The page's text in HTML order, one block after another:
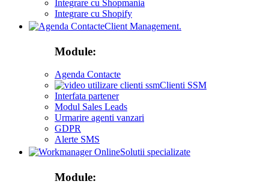
Integrare cu Shopmania
Integrare cu Shopify
Client Management.
Module:
Agenda Contacte
Clienti SSM
Interfata partener
Modul Sales Leads
Urmarire agenti vanzari
GDPR
Alerte SMS
Solutii specializate
Module: